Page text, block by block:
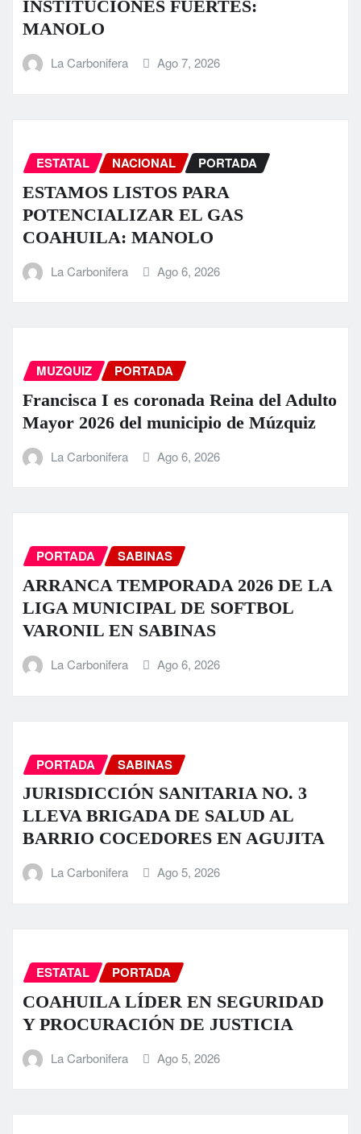
INSTITUCIONES FUERTES:
MANOLO
La Carbonifera Ago 7, 2026
ESTATAL NACIONAL PORTADA
ESTAMOS LISTOS PARA
POTENCIALIZAR EL GAS
COAHUILA: MANOLO
La Carbonifera Ago 6, 2026
MUZQUIZ PORTADA
Francisca I es coronada Reina del Adulto
Mayor 2026 del municipio de Múzquiz
La Carbonifera Ago 6, 2026
PORTADA SABINAS
ARRANCA TEMPORADA 2026 DE LA
LIGA MUNICIPAL DE SOFTBOL
VARONIL EN SABINAS
La Carbonifera Ago 6, 2026
PORTADA SABINAS
JURISDICCIÓN SANITARIA NO. 3
LLEVA BRIGADA DE SALUD AL
BARRIO COCEDORES EN AGUJITA
La Carbonifera Ago 5, 2026
ESTATAL PORTADA
COAHUILA LÍDER EN SEGURIDAD
Y PROCURACIÓN DE JUSTICIA
La Carbonifera Ago 5, 2026